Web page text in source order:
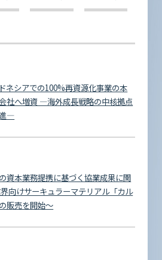
ネシアでの100%再資源化事業の本
社へ増資 ―海外成長戦略の中核拠点
―
資本業務提携に基づく協業成果に関
向けサーキュラーマテリアル「カル
販売を開始～